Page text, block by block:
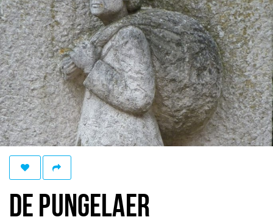
Party pics
Nieuws, interviews & blogs
Eten
Drinken
Slapen
Recreatief
Winkels
Winkelgebieden
DE PUNGELAER